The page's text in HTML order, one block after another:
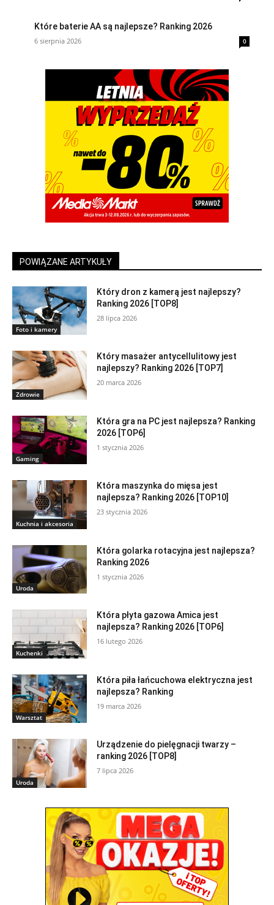
Które baterie AA są najlepsze? Ranking 2026
6 sierpnia 2026 0
POWIĄZANE ARTYKUŁY
Foto i kamery
Który dron z kamerą jest najlepszy?
Ranking 2026 [TOP8]
28 lipca 2026
Zdrowie
Który masażer antycellulitowy jest
najlepszy? Ranking 2026 [TOP7]
20 marca 2026
Gaming
Która gra na PC jest najlepsza? Ranking
2026 [TOP6]
1 stycznia 2026
Kuchnia i akcesoria
Która maszynka do mięsa jest
najlepsza? Ranking 2026 [TOP10]
23 stycznia 2026
Uroda
Która golarka rotacyjna jest najlepsza?
Ranking 2026
1 stycznia 2026
Kuchenki
Która płyta gazowa Amica jest
najlepsza? Ranking 2026 [TOP6]
16 lutego 2026
Warsztat
Która piła łańcuchowa elektryczna jest
najlepsza? Ranking
19 marca 2026
Uroda
Urządzenie do pielęgnacji twarzy –
ranking 2026 [TOP8]
7 lipca 2026